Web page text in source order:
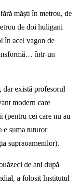
măști în metrou, de
de doi huligani
în acel vagon de
într-un
dar există profesorul
modern care
(pentru cei care nu au
e suma tuturor
supraoamenilor).
de ani după
a folosit Institutul